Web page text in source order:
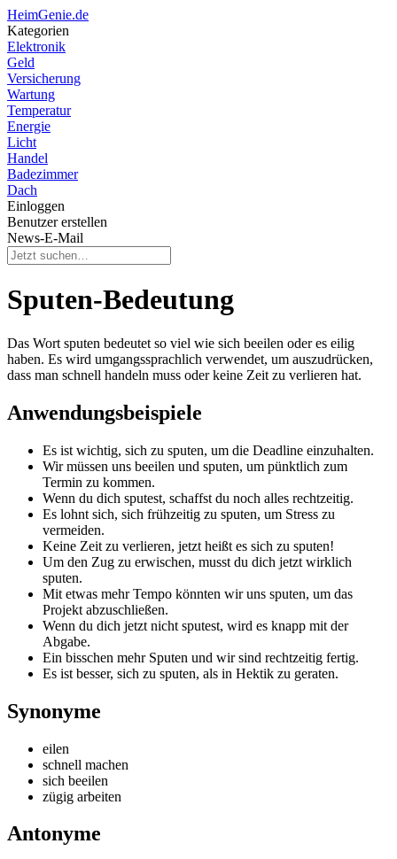
HeimGenie.de
Kategorien
Elektronik
Geld
Versicherung
Wartung
Temperatur
Energie
Licht
Handel
Badezimmer
Dach
Einloggen
Benutzer erstellen
News-E-Mail
Sputen-Bedeutung
Das Wort sputen bedeutet so viel wie sich beeilen oder es eilig
haben. Es wird umgangssprachlich verwendet, um auszudrücken,
dass man schnell handeln muss oder keine Zeit zu verlieren hat.
Anwendungsbeispiele
Es ist wichtig, sich zu sputen, um die Deadline einzuhalten.
Wir müssen uns beeilen und sputen, um pünktlich zum
Termin zu kommen.
Wenn du dich sputest, schaffst du noch alles rechtzeitig.
Es lohnt sich, sich frühzeitig zu sputen, um Stress zu
vermeiden.
Keine Zeit zu verlieren, jetzt heißt es sich zu sputen!
Um den Zug zu erwischen, musst du dich jetzt wirklich
sputen.
Mit etwas mehr Tempo könnten wir uns sputen, um das
Projekt abzuschließen.
Wenn du dich jetzt nicht sputest, wird es knapp mit der
Abgabe.
Ein bisschen mehr Sputen und wir sind rechtzeitig fertig.
Es ist besser, sich zu sputen, als in Hektik zu geraten.
Synonyme
eilen
schnell machen
sich beeilen
zügig arbeiten
Antonyme